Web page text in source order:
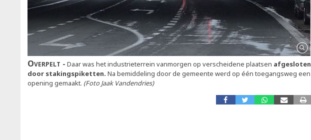
Overpelt Daar was het industrieterrein vanmorgen op verscheidene plaatsen afgesloten
door stakingspiketten. Na bemiddeling door de gemeente werd op één toegangsweg een
opening gemaakt. (Foto Jaak Vandendries)